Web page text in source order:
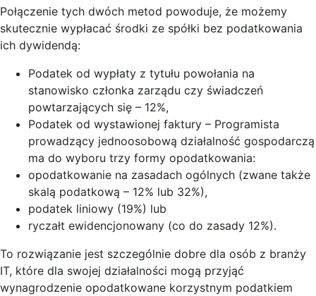
Połączenie tych dwóch metod powoduje, że możemy
skutecznie wypłacać środki ze spółki bez podatkowania
ich dywidendą:
Podatek od wypłaty z tytułu powołania na
stanowisko członka zarządu czy świadczeń
powtarzających się – 12%,
Podatek od wystawionej faktury – Programista
prowadzący jednoosobową działalność gospodarczą
ma do wyboru trzy formy opodatkowania:
opodatkowanie na zasadach ogólnych (zwane także
skalą podatkową – 12% lub 32%),
podatek liniowy (19%) lub
ryczałt ewidencjonowany (co do zasady 12%).
To rozwiązanie jest szczególnie dobre dla osób z branży
IT, które dla swojej działalności mogą przyjąć
wynagrodzenie opodatkowane korzystnym podatkiem